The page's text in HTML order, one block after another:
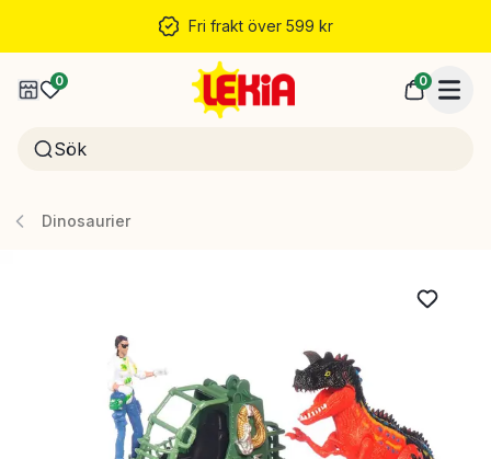
Fri frakt över 599 kr
0 0
Dinosaurier